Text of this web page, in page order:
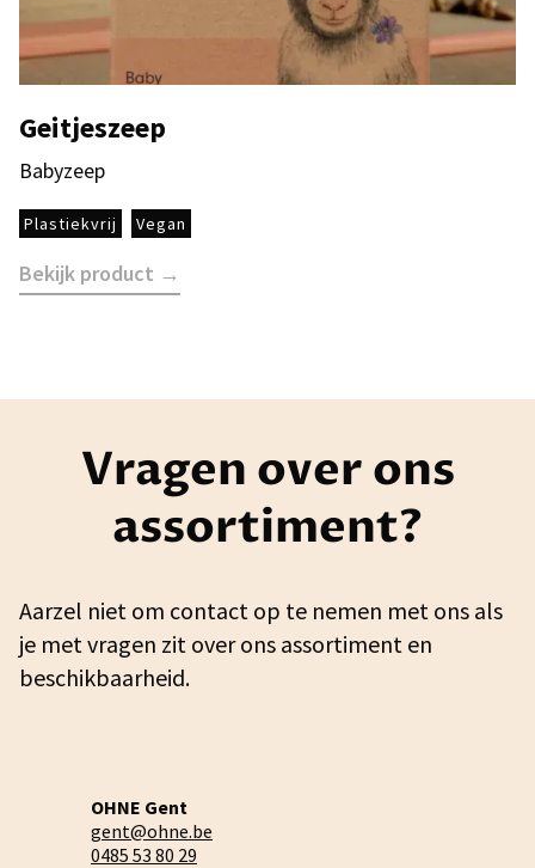
Geitjeszeep
Babyzeep
Plastiekvrij Vegan
Bekijk product →
Vragen over ons
assortiment?
Aarzel niet om contact op te nemen met ons als
je met vragen zit over ons assortiment en
beschikbaarheid.
OHNE Gent
gent@ohne.be
0485 53 80 29